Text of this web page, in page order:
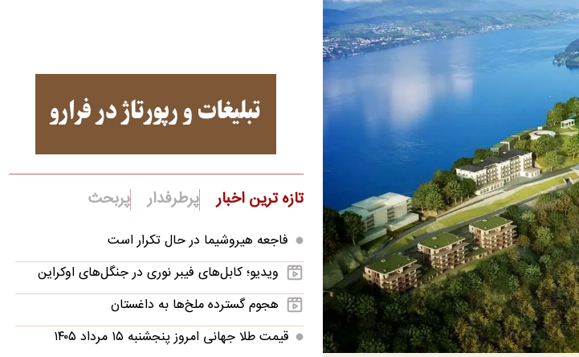
تازه ترین اخبار پرطرفدار پربحث
فاجعه هیروشیما در حال تکرار است
ویدیو؛ کابل‌های فیبر نوری در جنگل‌های اوکراین
هجوم گسترده ملخ‌ها به داغستان
قیمت طلا جهانی امروز پنجشنبه ۱۵ مرداد ۱۴۰۵